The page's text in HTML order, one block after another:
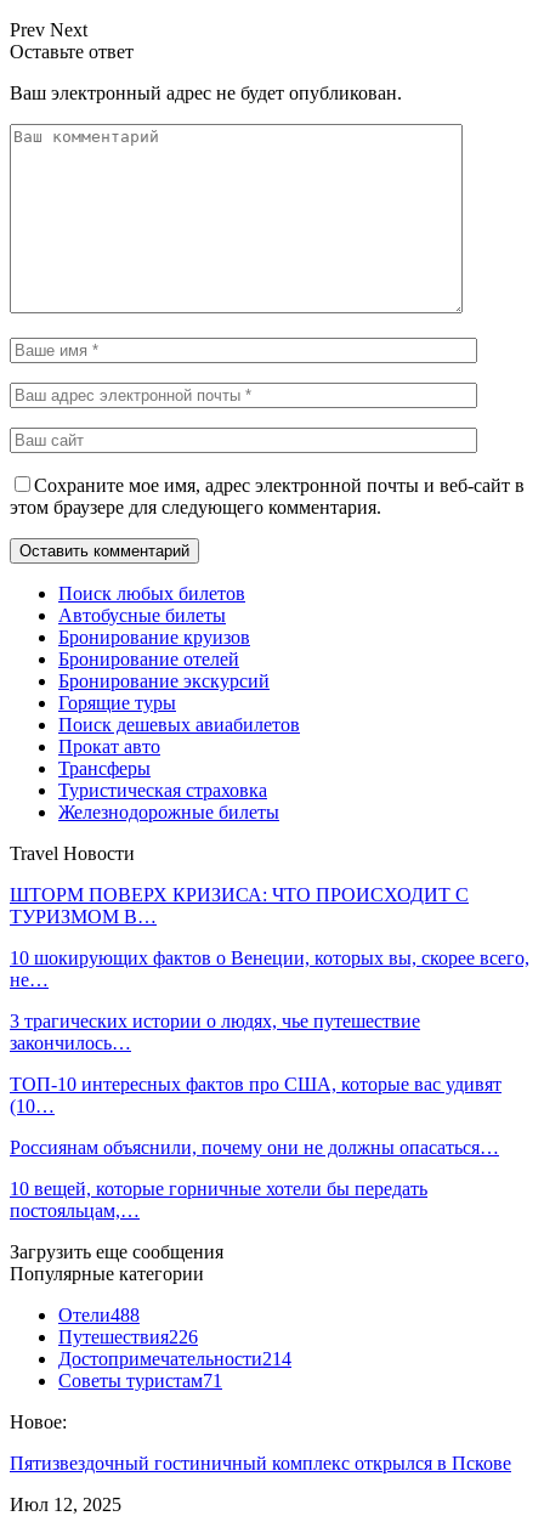
Prev Next
Оставьте ответ
Ваш электронный адрес не будет опубликован.
Сохраните мое имя, адрес электронной почты и веб-сайт в
этом браузере для следующего комментария.
Поиск любых билетов
Автобусные билеты
Бронирование круизов
Бронирование отелей
Бронирование экскурсий
Горящие туры
Поиск дешевых авиабилетов
Прокат авто
Трансферы
Туристическая страховка
Железнодорожные билеты
Travel Новости
ШТОРМ ПОВЕРХ КРИЗИСА: ЧТО ПРОИСХОДИТ С
ТУРИЗМОМ В…
10 шокирующих фактов о Венеции, которых вы, скорее всего,
не…
3 трагических истории о людях, чье путешествие
закончилось…
ТОП-10 интересных фактов про США, которые вас удивят
(10…
Россиянам объяснили, почему они не должны опасаться…
10 вещей, которые горничные хотели бы передать
постояльцам,…
Загрузить еще сообщения
Популярные категории
Отели488
Путешествия226
Достопримечательности214
Советы туристам71
Новое:
Пятизвездочный гостиничный комплекс открылся в Пскове
Июл 12, 2025